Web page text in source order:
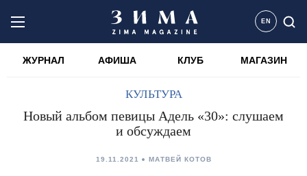
EN
ЖУРНАЛ АФИША КЛУБ МАГАЗИН
КУЛЬТУРА
Новый альбом певицы Адель «30»: слушаем
и обсуждаем
19.11.2021 МАТВЕЙ КОТОВ